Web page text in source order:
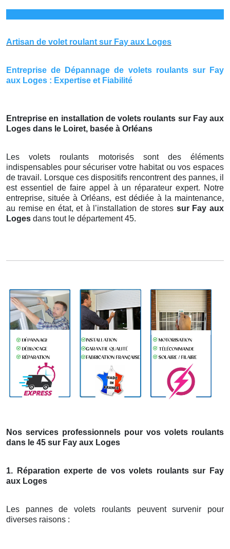
Artisan de volet roulant sur Fay aux Loges
Entreprise de Dépannage de volets roulants sur Fay
aux Loges : Expertise et Fiabilité
Entreprise en installation de volets roulants sur Fay aux
Loges dans le Loiret, basée à Orléans
Les volets roulants motorisés sont des éléments
indispensables pour sécuriser votre habitat ou vos espaces
de travail. Lorsque ces dispositifs rencontrent des pannes, il
est essentiel de faire appel à un réparateur expert. Notre
entreprise, située à Orléans, est dédiée à la maintenance,
au remise en état, et à l’installation de stores sur Fay aux
Loges dans tout le département 45.
Nos services professionnels pour vos volets roulants
dans le 45 sur Fay aux Loges
1. Réparation experte de vos volets roulants sur Fay
aux Loges
Les pannes de volets roulants peuvent survenir pour
diverses raisons :